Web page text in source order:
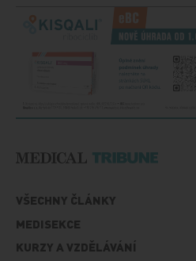
VŠECHNY ČLÁNKY
MEDISEKCE
KURZY A VZDĚLÁVÁNÍ